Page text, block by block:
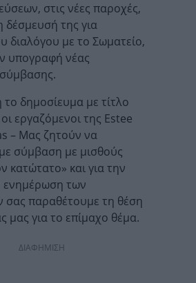
στις νέες παροχές,
δέσμευσή της για
διαλόγου με το Σωματείο,
υπογραφή νέας
δημοσίευμα με τίτλο
εργαζόμενοι της Estee
– Μας ζητούν να
σύμβαση με μισθούς
κατώτατο» και για την
ενημέρωση των
σας παραθέτουμε τη θέση
μας για το επίμαχο θέμα.
ΔΙΑΦΗΜΙΣΗ